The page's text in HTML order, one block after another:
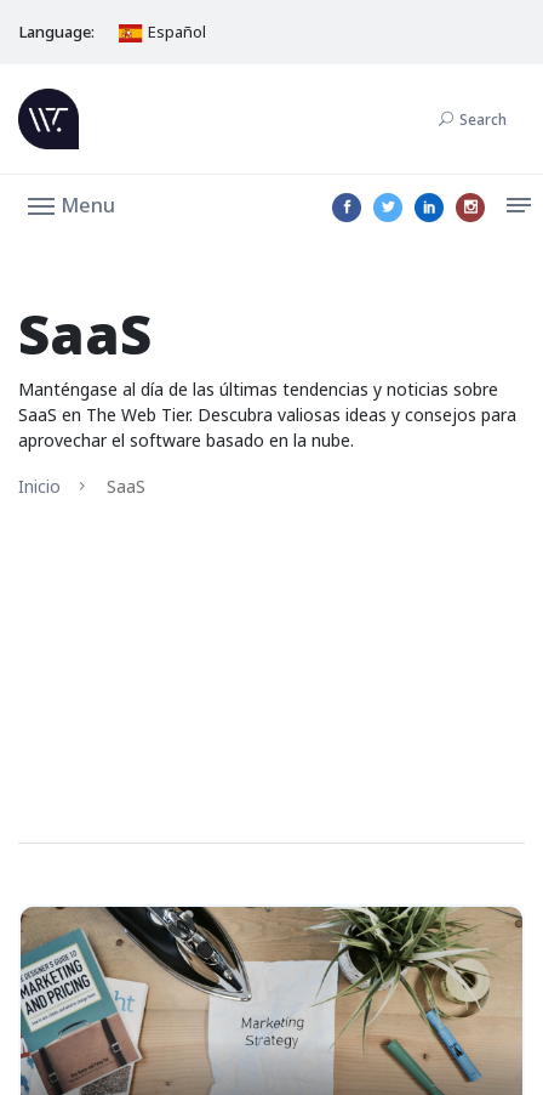
Language: Español
Search
Menu
SaaS
Manténgase al día de las últimas tendencias y noticias sobre
SaaS en The Web Tier. Descubra valiosas ideas y consejos para
aprovechar el software basado en la nube.
Inicio
SaaS